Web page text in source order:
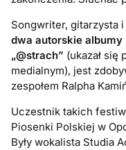
Songwriter, gitarzysta
dwa autorskie albumy
„@strach” (ukazał się
medialnym), jest
zespołem Ralpha
Uczestnik takich
Piosenki Polskiej w
Były wokalista Studia